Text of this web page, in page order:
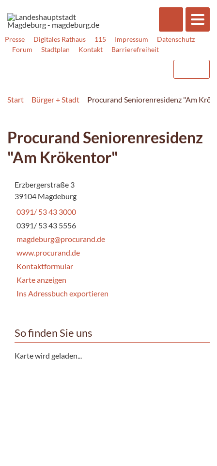
Presse Digitales Rathaus 115 Impressum
Datenschutz
Forum
Stadtplan Kontakt Barrierefreiheit
Start Bürger + Stadt Procurand Seniorenresidenz "Am
Procurand Seniorenresidenz
"Am Krökentor"
Erzbergerstraße 3
39104 Magdeburg
0391/ 53 43 3000
0391/ 53 43 5556
magdeburg@procurand.de
www.procurand.de
Kontaktformular
Karte anzeigen
Ins Adressbuch exportieren
So finden Sie uns
Karte wird geladen...